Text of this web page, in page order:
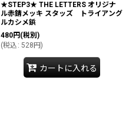
★STEP3★ THE LETTERS オリジナ
ル赤錆メッキ スタッズ トライアング
ルカシメ鋲
480円 (税別)
(税込 : 528 円)
カートに入れる